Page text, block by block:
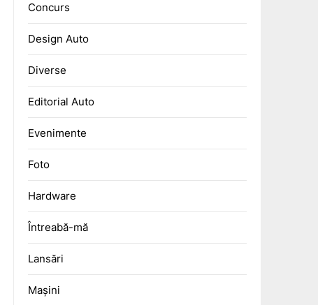
Concurs
Design Auto
Diverse
Editorial Auto
Evenimente
Foto
Hardware
Întreabă-mă
Lansări
Mașini